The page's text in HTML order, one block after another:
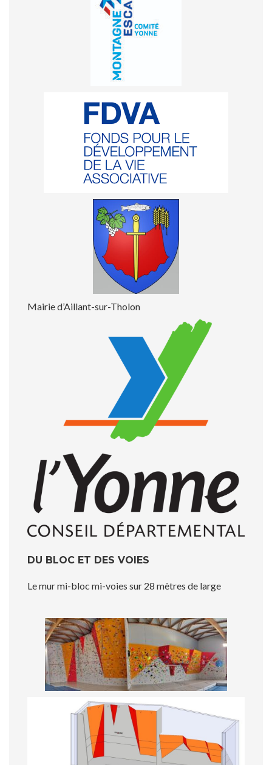
Mairie d’Aillant-sur-Tholon
DU BLOC ET DES VOIES
Le mur mi-bloc mi-voies sur 28 mètres de large